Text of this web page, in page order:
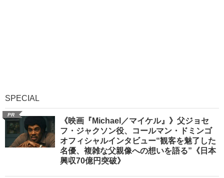
SPECIAL
PR
《映画『Michael／マイケル』》父ジョセ
フ・ジャクソン役、コールマン・ドミンゴ
オフィシャルインタビュー“観客を魅了した
名優、複雑な父親像への想いを語る”《日本
興収70億円突破》